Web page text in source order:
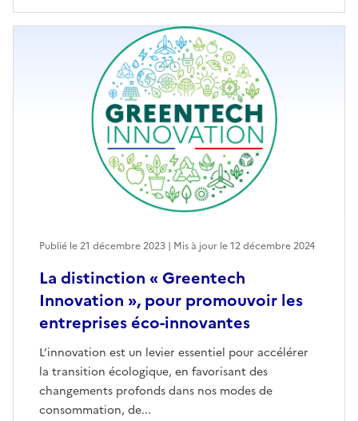
La distinction « Greentech
Innovation », pour promouvoir les
entreprises éco-innovantes
L’innovation est un levier essentiel pour accélérer
la transition écologique, en favorisant des
changements profonds dans nos modes de
consommation, de...
Publié le 21 décembre 2023 | Mis à jour le 12 décembre 2024